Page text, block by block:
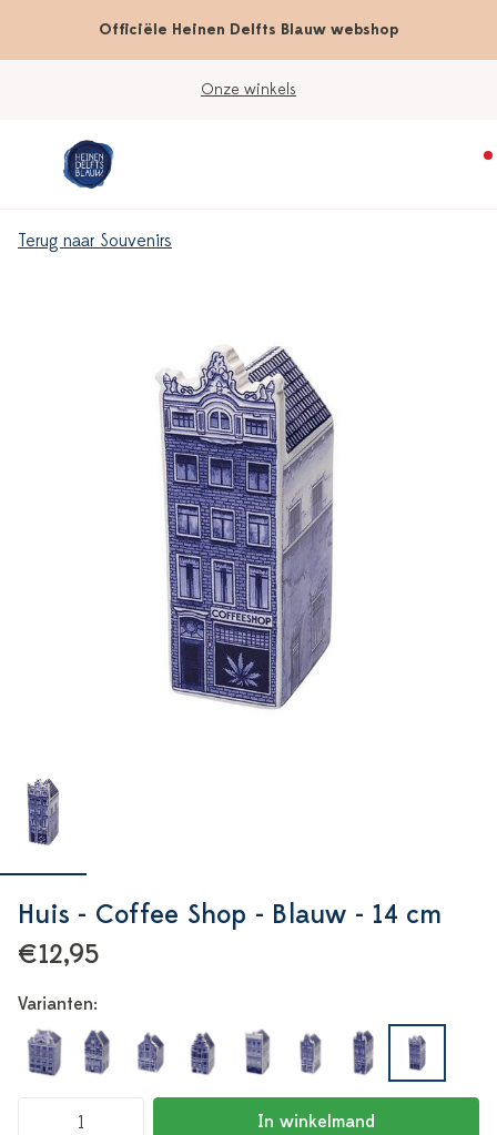
Officiële Heinen Delfts Blauw webshop
Onze winkels
Terug naar Souvenirs
Huis - Coffee Shop - Blauw - 14 cm
€12,95
Varianten:
In winkelmand